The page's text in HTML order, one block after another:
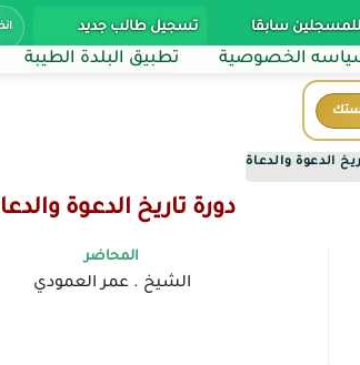
سابقا تسجيل طالب جديد
الخصوصية تطبيق البلدة الطيبة
الدعوة والدعاة
دورة تاريخ الدعوة
المحاضر
الشيخ . عمر العمودي